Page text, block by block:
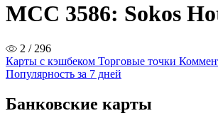
MCC 3586: Sokos
2 / 296
Карты с кэшбеком Торговые точки
Популярность за 7 дней
Банковские карты